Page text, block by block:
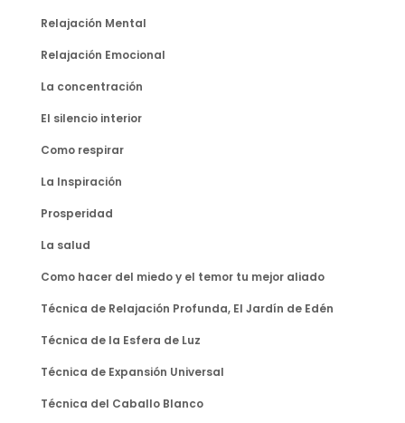
Relajación Mental
Relajación Emocional
La concentración
El silencio interior
Como respirar
La Inspiración
Prosperidad
La salud
Como hacer del miedo y el temor tu mejor aliado
Técnica de Relajación Profunda, El Jardín de Edén
Técnica de la Esfera de Luz
Técnica de Expansión Universal
Técnica del Caballo Blanco